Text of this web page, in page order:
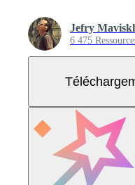
Jefry
6 475